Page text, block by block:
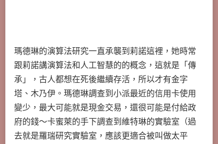
瑪德琳的演算法研究一直承襲到莉諾這裡，她時常
跟莉諾講演算法和人工智慧的的概念，這就是「傳
承」，古人都想在死後繼續存活，所以才有金字
塔、木乃伊。瑪德琳調查到小派最近的信用卡使用
變少，最大可能就是現金交易，還很可能是付給政
府的錢～卡蜜萊的手下調查到維特琳的實驗室（過
去就是羅瑞研究實驗室，應該更適合被叫做太平